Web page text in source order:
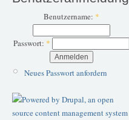
Benutzername: *
Passwort: *
Neues Passwort anfordern